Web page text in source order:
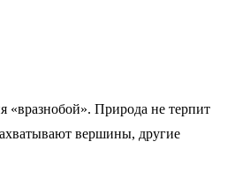
«вразнобой». Природа не терпит
вершины, другие